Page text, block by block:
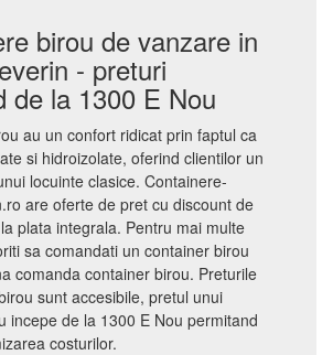
birou de vanzare in
- preturi
de la 1300 E Nou
au un confort ridicat prin faptul ca
si hidroizolate, oferind clientilor un
locuinte clasice. Containere-
are oferte de pret cu discount de
plata integrala. Pentru mai multe
sa comandati un container birou
comanda container birou. Preturile
sunt accesibile, pretul unui
incepe de la 1300 E Nou permitand
costurilor.